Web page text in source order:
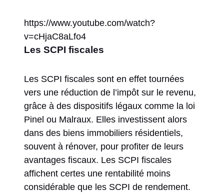
https://www.youtube.com/watch?
v=cHjaC8aLfo4
Les SCPI fiscales
Les SCPI fiscales sont en effet tournées
vers une réduction de l’impôt sur le revenu,
grâce à des dispositifs légaux comme la loi
Pinel ou Malraux. Elles investissent alors
dans des biens immobiliers résidentiels,
souvent à rénover, pour profiter de leurs
avantages fiscaux. Les SCPI fiscales
affichent certes une rentabilité moins
considérable que les SCPI de rendement.